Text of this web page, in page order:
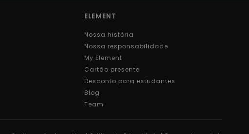
ELEMENT
Nossa história
Nossa responsabilidade
My Element
Cartão presente
Desconto para estudantes
Blog
Team